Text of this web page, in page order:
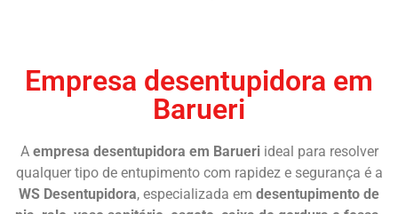
Empresa desentupidora em
Barueri
A empresa desentupidora em Barueriideal para resolver
qualquer tipo de entupimento com rapidez e segurança é a
WS Desentupidora, especializada em desentupimento de